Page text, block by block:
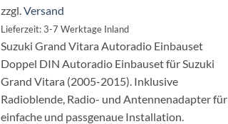
zzgl. Versand
Lieferzeit: 3-7 Werktage Inland
Suzuki Grand Vitara Autoradio Einbauset
Doppel DIN Autoradio Einbauset für Suzuki
Grand Vitara (2005-2015). Inklusive
Radioblende, Radio- und Antennenadapter für
einfache und passgenaue Installation.